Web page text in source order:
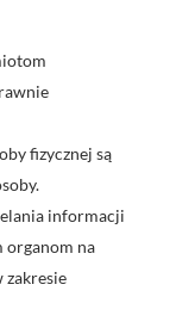
fizycznej są
informacji
organom na
zakresie